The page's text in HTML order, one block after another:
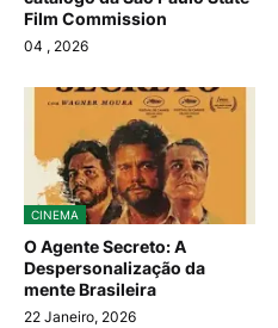
Film Commission
04 , 2026
CINEMA
O Agente Secreto: A
Despersonalização da
mente Brasileira
22 Janeiro, 2026